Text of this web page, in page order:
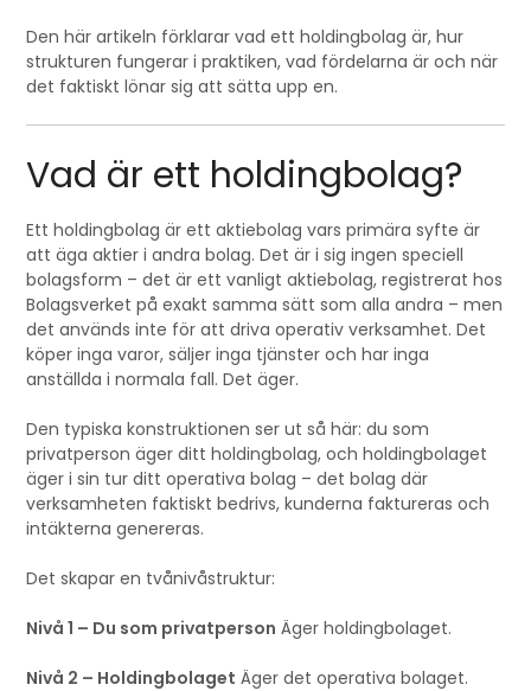
Den här artikeln förklarar vad ett holdingbolag är, hur
strukturen fungerar i praktiken, vad fördelarna är och när
det faktiskt lönar sig att sätta upp en.
Vad är ett holdingbolag?
Ett holdingbolag är ett aktiebolag vars primära syfte är
att äga aktier i andra bolag. Det är i sig ingen speciell
bolagsform – det är ett vanligt aktiebolag, registrerat hos
Bolagsverket på exakt samma sätt som alla andra – men
det används inte för att driva operativ verksamhet. Det
köper inga varor, säljer inga tjänster och har inga
anställda i normala fall. Det äger.
Den typiska konstruktionen ser ut så här: du som
privatperson äger ditt holdingbolag, och holdingbolaget
äger i sin tur ditt operativa bolag – det bolag där
verksamheten faktiskt bedrivs, kunderna faktureras och
intäkterna genereras.
Det skapar en tvånivåstruktur:
Nivå 1 – Du som privatperson Äger holdingbolaget.
Nivå 2 – Holdingbolaget Äger det operativa bolaget.